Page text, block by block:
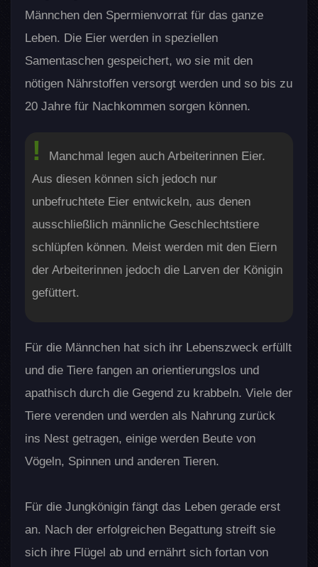
Männchen den Spermienvorrat für das ganze
Leben. Die Eier werden in speziellen
Samentaschen gespeichert, wo sie mit den
nötigen Nährstoffen versorgt werden und so bis zu
20 Jahre für Nachkommen sorgen können.
Manchmal legen auch Arbeiterinnen Eier.
Aus diesen können sich jedoch nur
unbefruchtete Eier entwickeln, aus denen
ausschließlich männliche Geschlechtstiere
schlüpfen können. Meist werden mit den Eiern
der Arbeiterinnen jedoch die Larven der Königin
gefüttert.
Für die Männchen hat sich ihr Lebenszweck erfüllt
und die Tiere fangen an orientierungslos und
apathisch durch die Gegend zu krabbeln. Viele der
Tiere verenden und werden als Nahrung zurück
ins Nest getragen, einige werden Beute von
Vögeln, Spinnen und anderen Tieren.
Für die Jungkönigin fängt das Leben gerade erst
an. Nach der erfolgreichen Begattung streift sie
sich ihre Flügel ab und ernährt sich fortan von